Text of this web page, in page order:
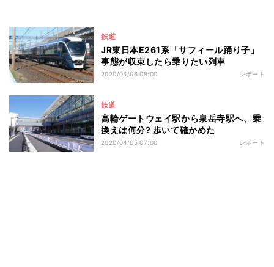
鉄道
JR東日本E261系「サフィール踊り子」
事態が収束したら乗りたい列車
2020/05/06 08:00 レポート
鉄道
高輪ゲートウェイ駅から泉岳寺駅へ、乗
換えは何分? 歩いて確かめた
2020/04/05 07:00 レポート